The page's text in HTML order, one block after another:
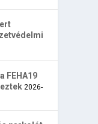
FEHA19
2026-